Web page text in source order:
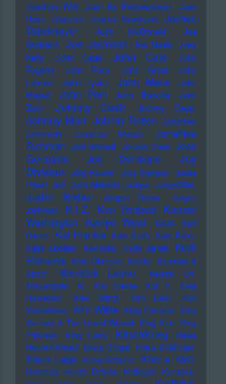
Joachim Witt Joan As Policewoman Joan
Baez JoanJett Joanna Newsome Jochen
Distelmayer
Jock McDonald
Joe
Goddard Joe Jackson Joe Meek Joey
Kelly
John Cage John Cale
John
Fogerty
John Foxx John Grant
John
Lennon
John Lydon John Maus
John
Mayall
John Peel John Travolta
John
Zorn
Johnny Cash Johnny Depp
Johnny Marr Johnny Rotten Jonathan
Jeremiah
Jonathan Meese
Jonathan
Richman Joni Mitchell Jonzun Crew Jose
Gonzales
Joy Denalane
Joy
Division Jörg Fauser Jörg Stempel Judas
Priest Juli Julia Meladin Jumpa Jungstötter
Justin Bieber Jürgen Drews
Jürgen
Zeltinger
K.I.Z. Kae Tempest Kamasi
Washington
Kanye West Karat
Karl
Bartos Kat Frankie Kate Bush Kate Perry
Katja Ebstein
Kavinsky Keith Jarrett
Keith
Richards Kele Okereke Kelela Kemistry &
Storm
Kendrick Lamar
Kerstin Ott
Khruangbin
KI KId Creole KId P.
KIda
Ramadan
KIev Stingl KIm Deal
KIm
Kardashian KIm Wilde KIng Crimson KIng
Gizzard & The Lizard Wizard KIng Kurt KIng
Princess
KIng Tubby KItschKrieg
Klaas
Heufer-Umlauf Klaus Dinger Klaus Doldinger
Klaus Lage Klaus Schulze Klez.e KMD
Kneecap Koefte DeVille Kollegah Kompakt